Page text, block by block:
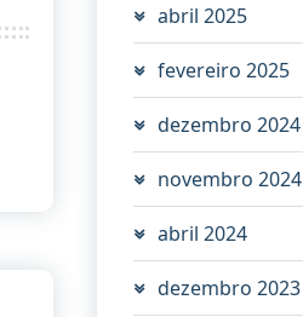
abril 2025
fevereiro 2025
dezembro 2024
novembro 2024
abril 2024
dezembro 2023